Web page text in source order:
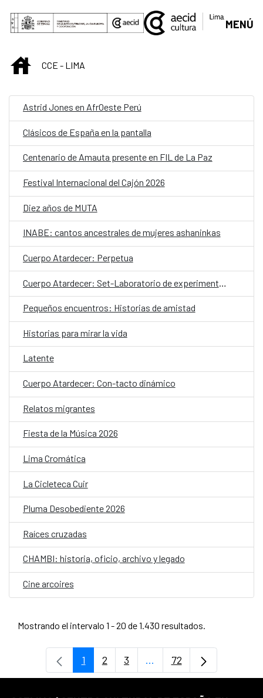
Saltar al contenido principal
MENÚ
INICIOCCE - LIMA
Astrid Jones en AfrOeste Perú
Clásicos de España en la pantalla
Centenario de Amauta presente en FIL de La Paz
Festival Internacional del Cajón 2026
Diez años de MUTA
INABE: cantos ancestrales de mujeres ashaninkas
Cuerpo Atardecer: Perpetua
Pequeños encuentros: Historias de amistad
Historias para mirar la vida
Latente
Cuerpo Atardecer: Con-tacto dinámico
Relatos migrantes
Fiesta de la Música 2026
Lima Cromática
La Cicleteca Cuir
Pluma Desobediente 2026
Raíces cruzadas
CHAMBI: historia, oficio, archivo y legado
Cine arcoires
Mostrando el intervalo 1 - 20 de 1.430 resultados.
Página
1 Página
2 Página
3 ...Páginas intermedias
Página
72